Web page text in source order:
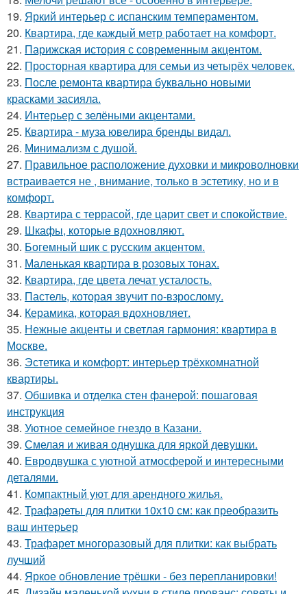
19. Яркий интерьер с испанским темпераментом.
20. Квартира, где каждый метр работает на комфорт.
21. Парижская история с современным акцентом.
22. Просторная квартира для семьи из четырёх человек.
23. После ремонта квартира буквально новыми
красками засияла.
24. Интерьер с зелёными акцентами.
25. Квартира - муза ювелира бренды видал.
26. Минимализм с душой.
27. Правильное расположение духовки и микроволновки
встраивается не , внимание, только в эстетику, но и в
комфорт.
28. Квартира с террасой, где царит свет и спокойствие.
29. Шкафы, которые вдохновляют.
30. Богемный шик с русским акцентом.
31. Маленькая квартира в розовых тонах.
32. Квартира, где цвета лечат усталость.
33. Пастель, которая звучит по-взрослому.
34. Керамика, которая вдохновляет.
35. Нежные акценты и светлая гармония: квартира в
Москве.
36. Эстетика и комфорт: интерьер трёхкомнатной
квартиры.
37. Обшивка и отделка стен фанерой: пошаговая
инструкция
38. Уютное семейное гнездо в Казани.
39. Смелая и живая однушка для яркой девушки.
40. Евродвушка с уютной атмосферой и интересными
деталями.
41. Компактный уют для арендного жилья.
42. Трафареты для плитки 10х10 см: как преобразить
ваш интерьер
43. Трафарет многоразовый для плитки: как выбрать
лучший
44. Яркое обновление трёшки - без перепланировки!